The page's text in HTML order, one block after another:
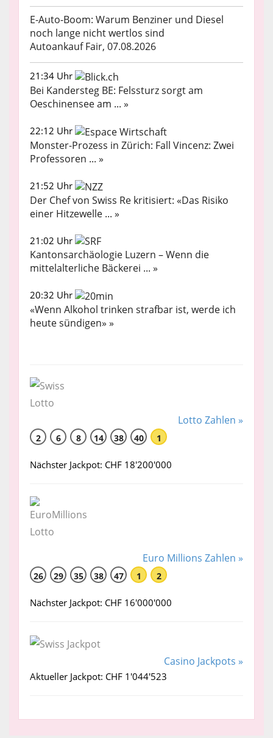
E-Auto-Boom: Warum Benziner und Diesel
noch lange nicht wertlos sind
Autoankauf Fair, 07.08.2026
21:34 Uhr
Bei Kandersteg BE: Felssturz sorgt am
Oeschinensee am ... »
22:12 Uhr
Monster-Prozess in Zürich: Fall Vincenz: Zwei
Professoren ... »
21:52 Uhr
Der Chef von Swiss Re kritisiert: «Das Risiko
einer Hitzewelle ... »
21:02 Uhr
Kantonsarchäologie Luzern – Wenn die
mittelalterliche Bäckerei ... »
20:32 Uhr
«Wenn Alkohol trinken strafbar ist, werde ich
heute sündigen» »
Lotto Zahlen »
2 6 8 14 38 40 1
Nächster Jackpot: CHF 18'200'000
Euro Millions Zahlen »
26 29 35 38 47 1 2
Nächster Jackpot: CHF 16'000'000
Casino Jackpots »
Aktueller Jackpot: CHF 1'044'523